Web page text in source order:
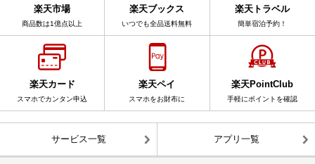
楽天市場
商品数は1億点以上
楽天ブックス
いつでも全品送料無料
楽天トラベル
簡単宿泊予約！
楽天カード
スマホでカンタン申込
楽天ペイ
スマホをお財布に
楽天PointClub
手軽にポイントを確認
サービス一覧 アプリ一覧